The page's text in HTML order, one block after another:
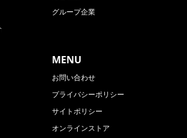
グループ企業
MENU
お問い合わせ
プライバシーポリシー
サイトポリシー
オンラインストア